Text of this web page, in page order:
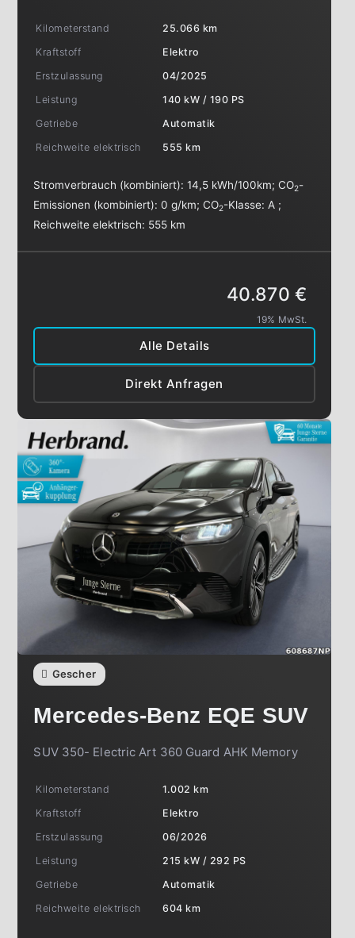
Kilometerstand
25.066 km
Kraftstoff
Elektro
Erstzulassung
04/2025
Leistung
140 kW / 190 PS
Getriebe
Automatik
Reichweite elektrisch
555 km
Stromverbrauch (kombiniert):14,5 kWh/100km;CO2-
Emissionen (kombiniert):0 g/km;CO2-Klasse:A ;
Reichweite elektrisch: 555 km
Alle Details
Direkt Anfragen
40.870 €
19% MwSt.
Gescher
Mercedes-Benz EQE SUV
SUV 350- Electric Art 360 Guard AHK Memory
Kilometerstand
1.002 km
Kraftstoff
Elektro
Erstzulassung
06/2026
Leistung
215 kW / 292 PS
Getriebe
Automatik
Reichweite elektrisch
604 km